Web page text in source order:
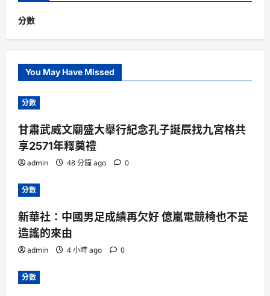
分數
You May Have Missed
分數
甘肅武威文廟盛大舉行紀念孔子誕辰找九宮格共
享2571年釋奠禮
admin 48 分鐘 ago 0
分數
新華社：中國男足成績再欠好 億嵐電競椅也不是
造謠的來由
admin 4 小時 ago 0
分數